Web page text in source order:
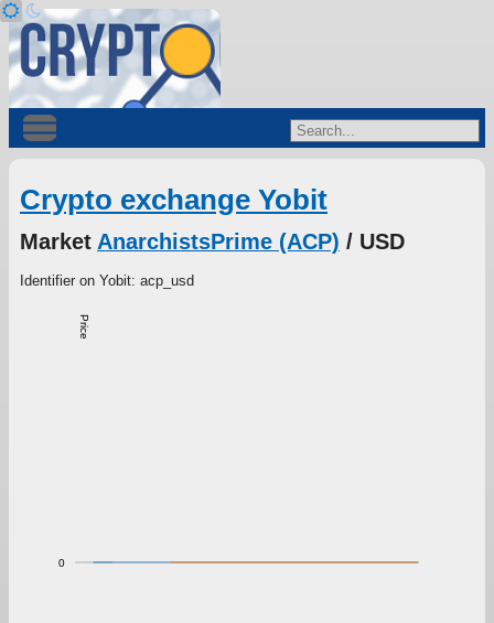
Crypto exchange Yobit
Market AnarchistsPrime (ACP) / USD
Identifier on Yobit: acp_usd
Price
0